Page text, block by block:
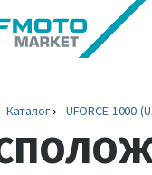
Каталог UFORCE 1000